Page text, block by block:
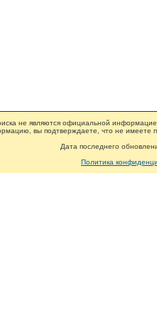
не являются официальной
вы подтверждаете, что не имеете
Дата последнего
Политика